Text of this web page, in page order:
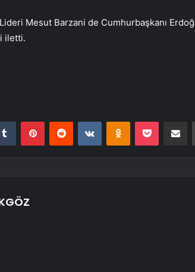
Mesut Barzani de Cumhurbaşkanı
iletti.
Tumblr PinterestReddit VKontakteOdnoklassniki
Pocket